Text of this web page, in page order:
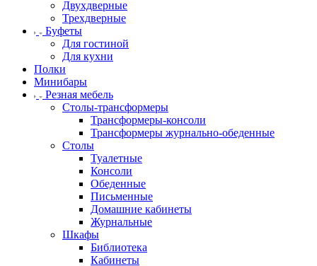
Двухдверные
Трехдверные
Буфеты
Для гостиной
Для кухни
Полки
Минибары
Резная мебель
Столы-трансформеры
Трансформеры-консоли
Трансформеры журнально-обеденные
Столы
Туалетные
Консоли
Обеденные
Письменные
Домашние кабинеты
Журнальные
Шкафы
Библиотека
Кабинеты